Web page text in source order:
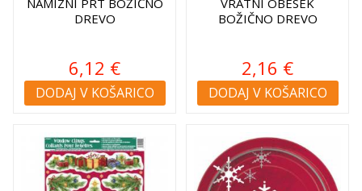
DREVO
6,12 €
DODAJ V KOŠARICO
BOŽIČNO DREVO
2,16 €
DODAJ V KOŠARICO